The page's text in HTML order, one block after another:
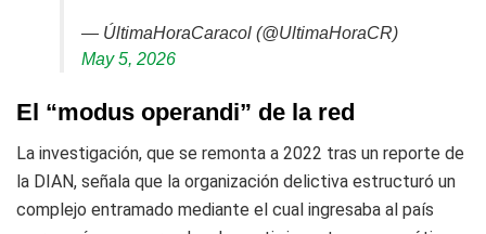
— ÚltimaHoraCaracol (@UltimaHoraCR)
May 5, 2026
El “modus operandi” de la red
La investigación, que se remonta a 2022 tras un reporte de
la DIAN, señala que la organización delictiva estructuró un
complejo entramado mediante el cual ingresaba al país